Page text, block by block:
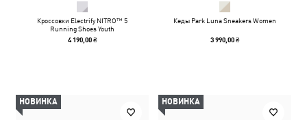
Кроссовки Electrify NITRO™ 5
Running Shoes Youth
4 190,00 ₴
Кеды Park Luna Sneakers Women
3 990,00 ₴
НОВИНКА НОВИНКА